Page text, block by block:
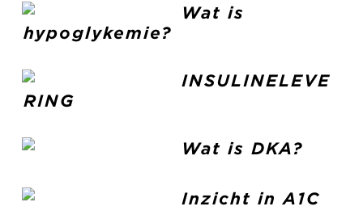
Wat is
hypoglykemie?
INSULINELEVE
RING
Wat is DKA?
Inzicht in A1C